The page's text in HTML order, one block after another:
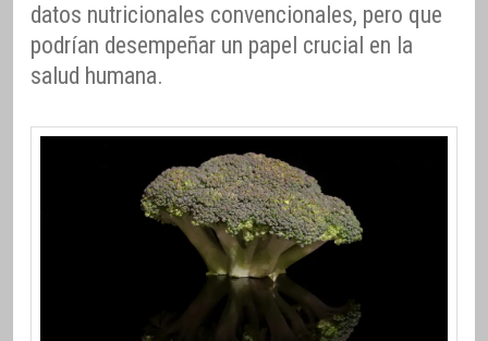
datos nutricionales convencionales, pero que
podrían desempeñar un papel crucial en la
salud humana.